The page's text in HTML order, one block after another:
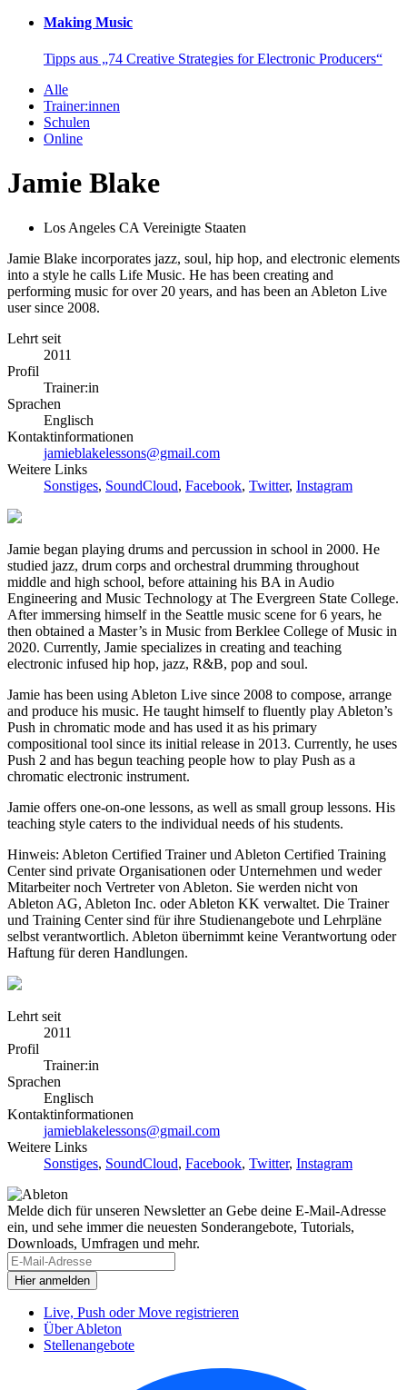
Making Music
Tipps aus „74 Creative Strategies for Electronic Producers“
Alle
Trainer:innen
Schulen
Online
Jamie Blake
Los Angeles CA Vereinigte Staaten
Jamie Blake incorporates jazz, soul, hip hop, and electronic elements
into a style he calls Life Music. He has been creating and
performing music for over 20 years, and has been an Ableton Live
user since 2008.
Lehrt seit
2011
Profil
Trainer:in
Sprachen
Englisch
Kontaktinformationen
jamieblakelessons@gmail.com
Weitere Links
Sonstiges, SoundCloud, Facebook, Twitter, Instagram
Jamie began playing drums and percussion in school in 2000. He
studied jazz, drum corps and orchestral drumming throughout
middle and high school, before attaining his BA in Audio
Engineering and Music Technology at The Evergreen State College.
After immersing himself in the Seattle music scene for 6 years, he
then obtained a Master’s in Music from Berklee College of Music in
2020. Currently, Jamie specializes in creating and teaching
electronic infused hip hop, jazz, R&B, pop and soul.
Jamie has been using Ableton Live since 2008 to compose, arrange
and produce his music. He taught himself to fluently play Ableton’s
Push in chromatic mode and has used it as his primary
compositional tool since its initial release in 2013. Currently, he uses
Push 2 and has begun teaching people how to play Push as a
chromatic electronic instrument.
Jamie offers one-on-one lessons, as well as small group lessons. His
teaching style caters to the individual needs of his students.
Hinweis: Ableton Certified Trainer und Ableton Certified Training
Center sind private Organisationen oder Unternehmen und weder
Mitarbeiter noch Vertreter von Ableton. Sie werden nicht von
Ableton AG, Ableton Inc. oder Ableton KK verwaltet. Die Trainer
und Training Center sind für ihre Studienangebote und Lehrpläne
selbst verantwortlich. Ableton übernimmt keine Verantwortung oder
Haftung für deren Handlungen.
Lehrt seit
2011
Profil
Trainer:in
Sprachen
Englisch
Kontaktinformationen
jamieblakelessons@gmail.com
Weitere Links
Sonstiges, SoundCloud, Facebook, Twitter, Instagram
Melde dich für unseren Newsletter an Gebe deine E-Mail-Adresse
ein, und sehe immer die neuesten Sonderangebote, Tutorials,
Downloads, Umfragen und mehr.
Live, Push oder Move registrieren
Über Ableton
Stellenangebote